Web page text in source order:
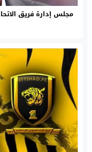
مجلس إدارة فريق